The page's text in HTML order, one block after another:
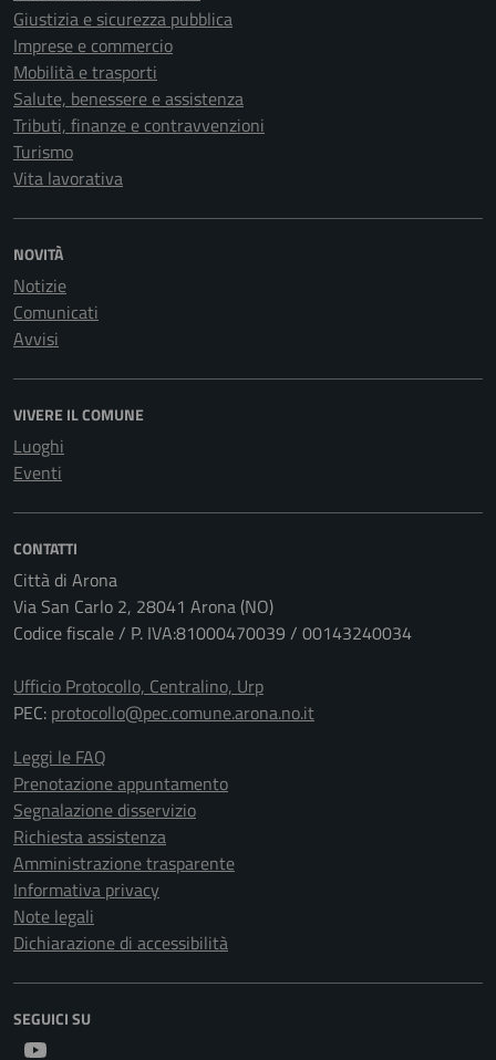
Giustizia e sicurezza pubblica
Imprese e commercio
Mobilità e trasporti
Salute, benessere e assistenza
Tributi, finanze e contravvenzioni
Turismo
Vita lavorativa
NOVITÀ
Notizie
Comunicati
Avvisi
VIVERE IL COMUNE
Luoghi
Eventi
CONTATTI
Città di Arona
Via San Carlo 2, 28041 Arona (NO)
Codice fiscale / P. IVA:81000470039 / 00143240034
Ufficio Protocollo, Centralino, Urp
PEC: protocollo@pec.comune.arona.no.it
Leggi le FAQ
Prenotazione appuntamento
Segnalazione disservizio
Richiesta assistenza
Amministrazione trasparente
Informativa privacy
Note legali
Dichiarazione di accessibilità
SEGUICI SU